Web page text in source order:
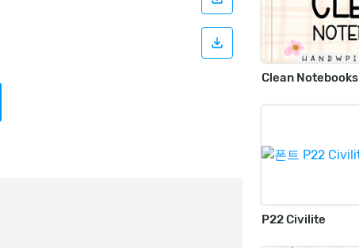
Clean Notebooks
P22 Civilite